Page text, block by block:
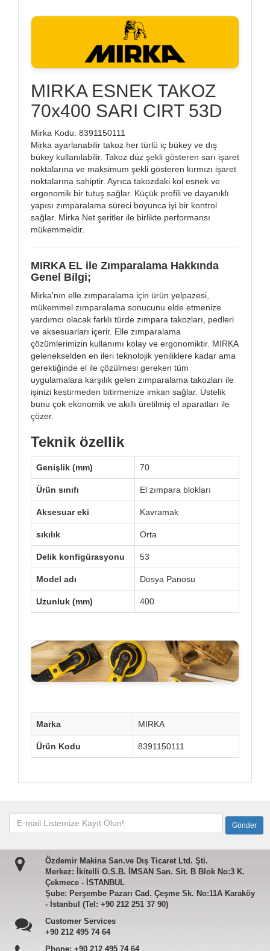
MIRKA ESNEK TAKOZ
70x400 SARI CIRT 53D
Mirka Kodu: 8391150111
Mirka ayarlanabilir takoz her türlü iç bükey ve dış
bükey kullanılabilir. Takoz düz şekli gösteren sarı işaret
noktalarına ve maksimum şekli gösteren kırmızı işaret
noktalarına sahiptir. Ayrıca takozdaki kol esnek ve
ergonomik bir tutuş sağlar. Küçük profili ve dayanıklı
yapısı zımparalama süreci boyunca iyi bir kontrol
sağlar. Mirka Net şeritler ile birlikte performansı
mükemmeldir.
MIRKA EL ile Zımparalama Hakkında
Genel Bilgi;
Mirka'nın elle zımparalama için ürün yelpazesi,
mükemmel zımparalama sonucunu elde etmenize
yardımcı olacak farklı türde zımpara takozları, pedleri
ve aksesuarları içerir. Elle zımparalama
çözümlerimizin kullanımı kolay ve ergonomiktir. MIRKA
gelenekselden en ileri teknolojik yeniliklere kadar ama
gerektiğinde el ile çözülmesi gereken tüm
uygulamalara karşılık gelen zımparalama takozları ile
işinizi kestirmeden bitirmenize imkan sağlar. Üstelik
bunu çok ekonomik ve akıllı üretilmiş el aparatları ile
çözer.
Teknik özellik
Genişlik (mm) 70
Ürün sınıfı El zımpara blokları
Aksesuar eki Kavramak
sıkılık Orta
Delik konfigürasyonu 53
Model adı Dosya Panosu
Uzunluk (mm) 400
Marka MIRKA
Ürün Kodu 8391150111
Özdemir Makina San.ve Dış Ticaret Ltd. Şti.
Merkez: İkitelli O.S.B. İMSAN San. Sit. B Blok No:3 K.
Çekmece - İSTANBUL
Şube: Perşembe Pazarı Cad. Çeşme Sk. No:11A Karaköy
- İstanbul (Tel: +90 212 251 37 90)
Customer Services
+90 212 495 74 64
Phone: +90 212 495 74 64